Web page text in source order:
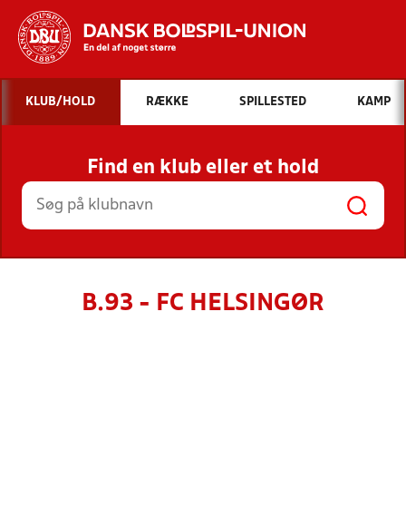
Hvad vil du søge efter?
INDHOLD OG NYHEDER
STILLINGER, RESULTATER, KLUBBER OG
HOLD
KLUB/HOLD RÆKKE SPILLESTED KAMP
Find en klub eller et hold
B.93 - FC HELSINGØR